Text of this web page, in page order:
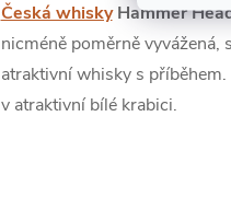
Česká whiskyHammer
nicméně poměrně
atraktivní whisky s
v atraktivní bílé krabici.